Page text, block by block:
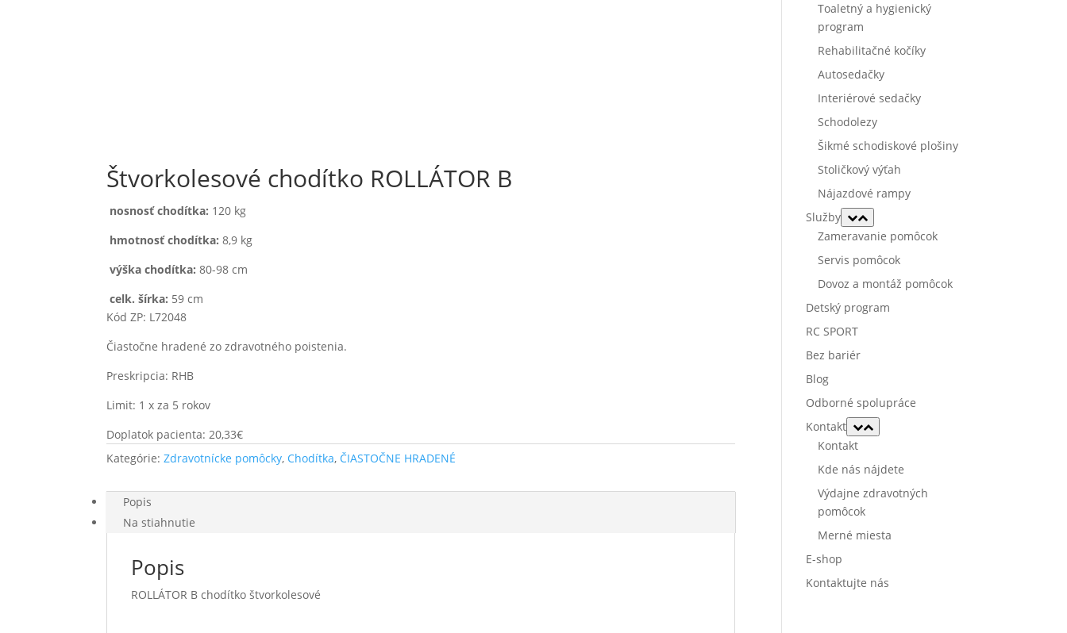
Štvorkolesové chodítko ROLLÁTOR B
nosnosť chodítka: 120 kg
hmotnosť chodítka: 8,9 kg
výška chodítka: 80-98 cm
celk. šírka: 59 cm
Kód ZP: L72048
Čiastočne hradené zo zdravotného poistenia.
Preskripcia: RHB
Limit: 1 x za 5 rokov
Doplatok pacienta: 20,33€
Kategórie:Zdravotnícke pomôcky, Chodítka, ČIASTOČNE HRADENÉ
Popis
Na stiahnutie
Popis
ROLLÁTOR B chodítko štvorkolesové
Toaletný a hygienický
program
Rehabilitačné kočíky
Autosedačky
Interiérové sedačky
Schodolezy
Šikmé schodiskové plošiny
Stoličkový výťah
Nájazdové rampy
Služby
Zameravanie pomôcok
Servis pomôcok
Dovoz a montáž pomôcok
Detský program
RC SPORT
Bez bariér
Blog
Odborné spolupráce
Kontakt
Kontakt
Kde nás nájdete
Výdajne zdravotných
pomôcok
Merné miesta
E-shop
Kontaktujte nás